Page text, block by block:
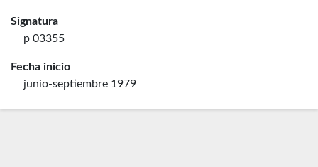
Signatura
p 03355
Fecha inicio
junio-septiembre 1979